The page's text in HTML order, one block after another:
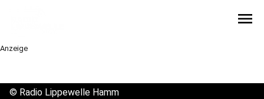
menu
Anzeige
© Radio Lippewelle Hamm